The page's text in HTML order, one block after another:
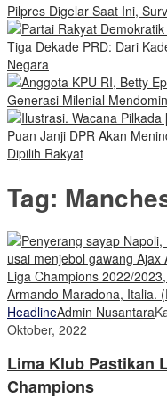
Pilpres Digelar Saat Ini,
Tiga Dekade PRD: Dari
Negara
Generasi Milenial
Puan Janji DPR Akan
Dipilih Rakyat
Tag:
HeadlineAdmin Nusantara
Oktober, 2022
Lima Klub Pastikan
Champions